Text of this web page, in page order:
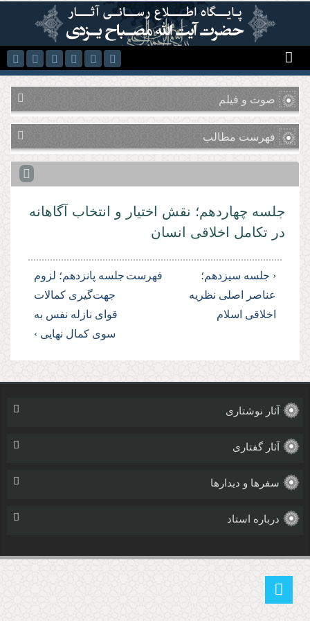
رفتن به محتوای اصلی
صوت و فیلم
فهرست مطالب
جلسه چهاردهم؛ نقش اختیار و انتخاب آگاهانه
در تكامل اخلاقی انسان
‹ جلسه سیزدهم؛
عناصر اصلی نظریه
اخلاقی اسلام
فهرست جلسه پانزدهم؛ لزوم
جهت‌گیری كمالات
قوای نازله نفس به
سوی كمال نهایی ›
آثار نوشتاری
آثار گفتاری
سفرها و دیدارها
درباره استاد